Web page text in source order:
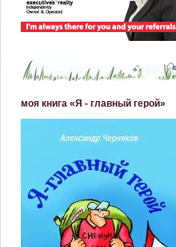
моя книга «Я - главный герой»